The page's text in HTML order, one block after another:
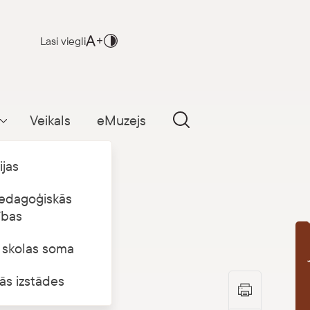
Lasi viegli
Parādīt apakšizvēlni
soma
izstādes
Veikals eMuzejs